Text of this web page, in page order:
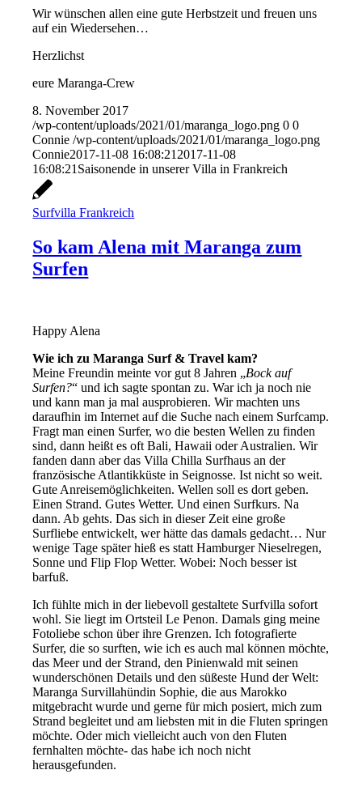
Wir wünschen allen eine gute Herbstzeit und freuen uns
auf ein Wiedersehen…
Herzlichst
eure Maranga-Crew
8. November 2017
/wp-content/uploads/2021/01/maranga_logo.png 0 0
Connie /wp-content/uploads/2021/01/maranga_logo.png
Connie2017-11-08 16:08:21 2017-11-08
16:08:21 Saisonende in unserer Villa in Frankreich
Surfvilla Frankreich
So kam Alena mit Maranga zum
Surfen
Happy Alena
Wie ich zu Maranga Surf & Travel kam?
Meine Freundin meinte vor gut 8 Jahren „Bock auf
Surfen?“ und ich sagte spontan zu. War ich ja noch nie
und kann man ja mal ausprobieren. Wir machten uns
daraufhin im Internet auf die Suche nach einem Surfcamp.
Fragt man einen Surfer, wo die besten Wellen zu finden
sind, dann heißt es oft Bali, Hawaii oder Australien. Wir
fanden dann aber das Villa Chilla Surfhaus an der
französische Atlantikküste in Seignosse. Ist nicht so weit.
Gute Anreisemöglichkeiten. Wellen soll es dort geben.
Einen Strand. Gutes Wetter. Und einen Surfkurs. Na
dann. Ab gehts. Das sich in dieser Zeit eine große
Surfliebe entwickelt, wer hätte das damals gedacht… Nur
wenige Tage später hieß es statt Hamburger Nieselregen,
Sonne und Flip Flop Wetter. Wobei: Noch besser ist
barfuß.
Ich fühlte mich in der liebevoll gestaltete Surfvilla sofort
wohl. Sie liegt im Ortsteil Le Penon. Damals ging meine
Fotoliebe schon über ihre Grenzen. Ich fotografierte
Surfer, die so surften, wie ich es auch mal können möchte,
das Meer und der Strand, den Pinienwald mit seinen
wunderschönen Details und den süßeste Hund der Welt:
Maranga Survillahündin Sophie, die aus Marokko
mitgebracht wurde und gerne für mich posiert, mich zum
Strand begleitet und am liebsten mit in die Fluten springen
möchte. Oder mich vielleicht auch von den Fluten
fernhalten möchte- das habe ich noch nicht
herausgefunden.